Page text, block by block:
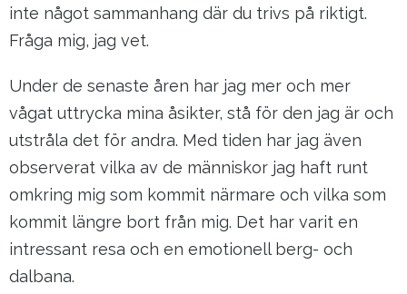
inte något sammanhang där du trivs på riktigt.
Fråga mig, jag vet.
Under de senaste åren har jag mer och mer
vågat uttrycka mina åsikter, stå för den jag är och
utstråla det för andra. Med tiden har jag även
observerat vilka av de människor jag haft runt
omkring mig som kommit närmare och vilka som
kommit längre bort från mig. Det har varit en
intressant resa och en emotionell berg- och
dalbana.